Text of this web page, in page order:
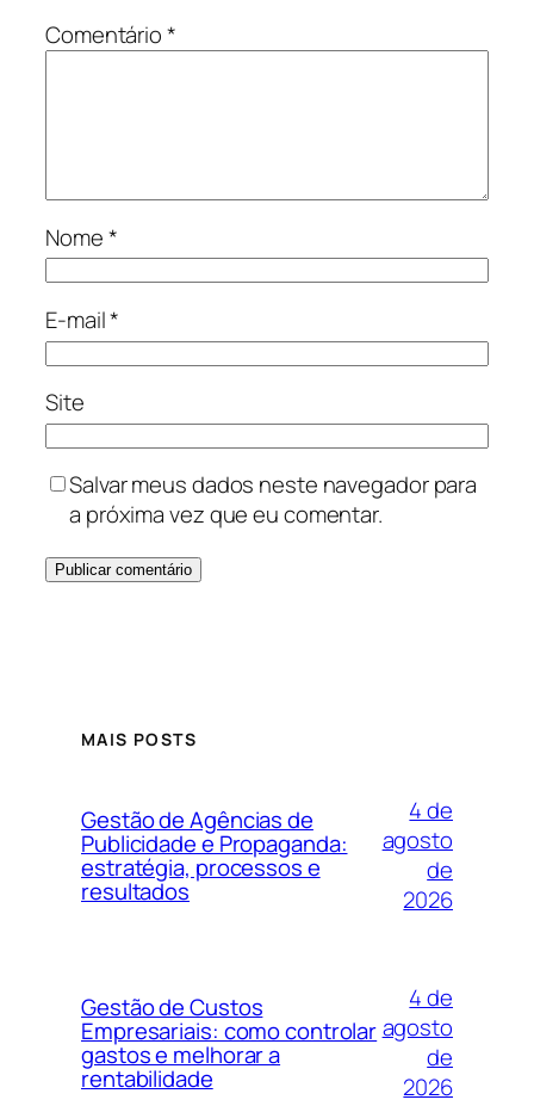
Comentário*
Nome*
E-mail*
Site
Salvar meus dados neste navegador para
a próxima vez que eu comentar.
MAIS POSTS
Gestão de Agências de
Publicidade e Propaganda:
estratégia, processos e
resultados
4 de
agosto
de
2026
Gestão de Custos
Empresariais: como controlar
gastos e melhorar a
rentabilidade
4 de
agosto
de
2026